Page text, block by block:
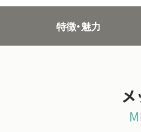
特徴・魅力
メ